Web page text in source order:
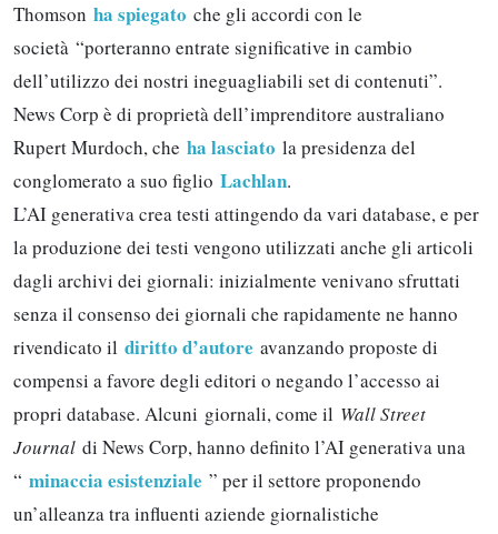
Thomson ha spiegato che gli accordi con le
società “porteranno entrate significative in cambio
dell’utilizzo dei nostri ineguagliabili set di contenuti”.
News Corp è di proprietà dell’imprenditore australiano
Rupert Murdoch, che ha lasciato la presidenza del
conglomerato a suo figlio Lachlan.
L’AI generativa crea testi attingendo da vari database, e per
la produzione dei testi vengono utilizzati anche gli articoli
dagli archivi dei giornali: inizialmente venivano sfruttati
senza il consenso dei giornali che rapidamente ne hanno
rivendicato il diritto d’autore avanzando proposte di
compensi a favore degli editori o negando l’accesso ai
propri database. Alcuni giornali, come il Wall Street
Journal di News Corp, hanno definito l’AI generativa una
“ minaccia esistenziale ” per il settore proponendo
un’alleanza tra influenti aziende giornalistiche